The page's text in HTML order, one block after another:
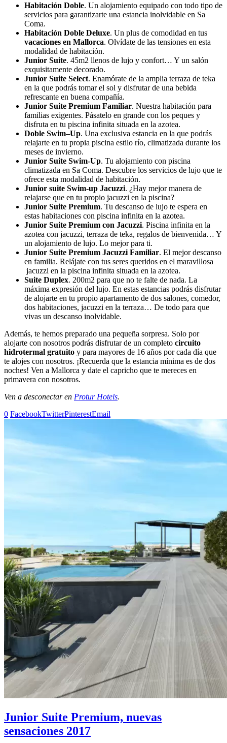
Habitación Doble. Un alojamiento equipado con todo tipo de
servicios para garantizarte una estancia inolvidable en Sa
Coma.
Habitación Doble Deluxe. Un plus de comodidad en tus
vacaciones en Mallorca. Olvídate de las tensiones en esta
modalidad de habitación.
Junior Suite. 45m2 llenos de lujo y confort… Y un salón
exquisitamente decorado.
Junior Suite Select. Enamórate de la amplia terraza de teka
en la que podrás tomar el sol y disfrutar de una bebida
refrescante en buena compañía.
Junior Suite Premium Familiar. Nuestra habitación para
familias exigentes. Pásatelo en grande con los peques y
disfruta en tu piscina infinita situada en la azotea.
Doble Swim–Up. Una exclusiva estancia en la que podrás
relajarte en tu propia piscina estilo río, climatizada durante los
meses de invierno.
Junior Suite Swim-Up. Tu alojamiento con piscina
climatizada en Sa Coma. Descubre los servicios de lujo que te
ofrece esta modalidad de habitación.
Junior suite Swim-up Jacuzzi. ¿Hay mejor manera de
relajarse que en tu propio jacuzzi en la piscina?
Junior Suite Premium. Tu descanso de lujo te espera en
estas habitaciones con piscina infinita en la azotea.
Junior Suite Premium con Jacuzzi. Piscina infinita en la
azotea con jacuzzi, terraza de teka, regalos de bienvenida… Y
un alojamiento de lujo. Lo mejor para ti.
Junior Suite Premium Jacuzzi Familiar. El mejor descanso
en familia. Relájate con tus seres queridos en el maravillosa
jacuzzi en la piscina infinita situada en la azotea.
Suite Duplex. 200m2 para que no te falte de nada. La
máxima expresión del lujo. En estas estancias podrás disfrutar
de alojarte en tu propio apartamento de dos salones, comedor,
dos habitaciones, jacuzzi en la terraza… De todo para que
vivas un descanso inolvidable.
Además, te hemos preparado una pequeña sorpresa. Solo por
alojarte con nosotros podrás disfrutar de un completo circuito
hidrotermal gratuito y para mayores de 16 años por cada día que
te alojes con nosotros. ¡Recuerda que la estancia mínima es de dos
noches! Ven a Mallorca y date el capricho que te mereces en
primavera con nosotros.
Ven a desconectar en Protur Hotels.
0 FacebookTwitterPinterestEmail
Junior Suite Premium, nuevas
sensaciones 2017